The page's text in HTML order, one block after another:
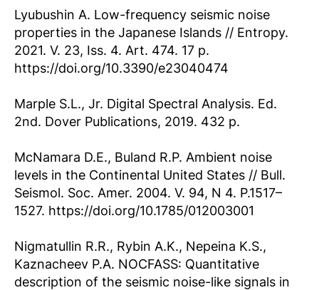
Lyubushin A. Low-frequency seismic noise
properties in the Japanese Islands // Entropy.
2021. V. 23, Iss. 4. Art. 474. 17 p.
https://doi.org/10.3390/e23040474
Marple S.L., Jr. Digital Spectral Analysis. Ed.
2nd. Dover Publications, 2019. 432 p.
McNamara D.E., Buland R.P. Ambient noise
levels in the Continental United States // Bull.
Seismol. Soc. Amer. 2004. V. 94, N 4. P.1517–
1527. https://doi.org/10.1785/012003001
Nigmatullin R.R., Rybin A.K., Nepeina K.S.,
Kaznacheev P.A. NOCFASS: Quantitative
description of the seismic noise-like signals in